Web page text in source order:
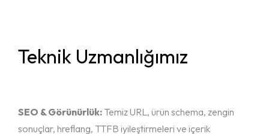
Teknik Uzmanlığımız
SEO & Görünürlük: Temiz URL, ürün schema, zengin
sonuçlar, hreflang, TTFB iyileştirmeleri ve içerik